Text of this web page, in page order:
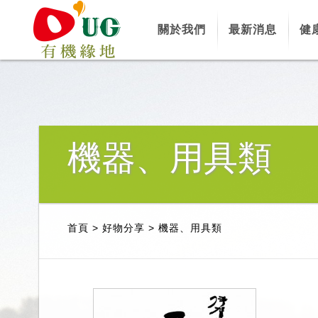
關於我們 最新消息 健
機器、用具類
首頁 > 好物分享 > 機器、用具類